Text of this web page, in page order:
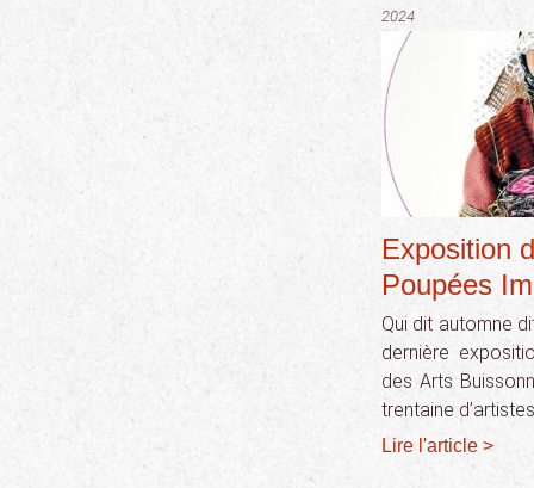
2024
Exposition
Poupées
Qui dit automne
dernière
des Arts
trentaine
Lire l'article >